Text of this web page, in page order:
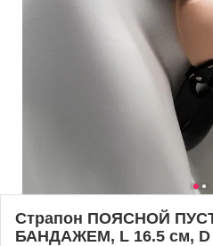
Страпон ПОЯСНОЙ
БАНДАЖЕМ, L 16.5 см, D